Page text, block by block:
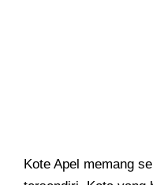
Kote Apel memang